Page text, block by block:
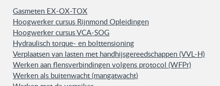
Gasmeten EX-OX-TOX
Hoogwerker cursus Rijnmond Opleidingen
Hoogwerker cursus VCA-SOG
Hydraulisch torque- en bolttensioning
Verplaatsen van lasten met handhijsgereedschappen (VVL-H)
Werken aan flensverbindingen volgens protocol (WFPr)
Werken als buitenwacht (mangatwacht)